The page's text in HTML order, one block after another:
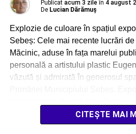
Publicat acum 3 zile în 4 august
De Lucian Dărămuș
Explozie de culoare în spațiul
Sebeș: Cele mai recente lucrări
Măcinic, aduse în fața marelui
personală a artistului plastic
văzută și admirată în generosul
CITEȘTE MAI